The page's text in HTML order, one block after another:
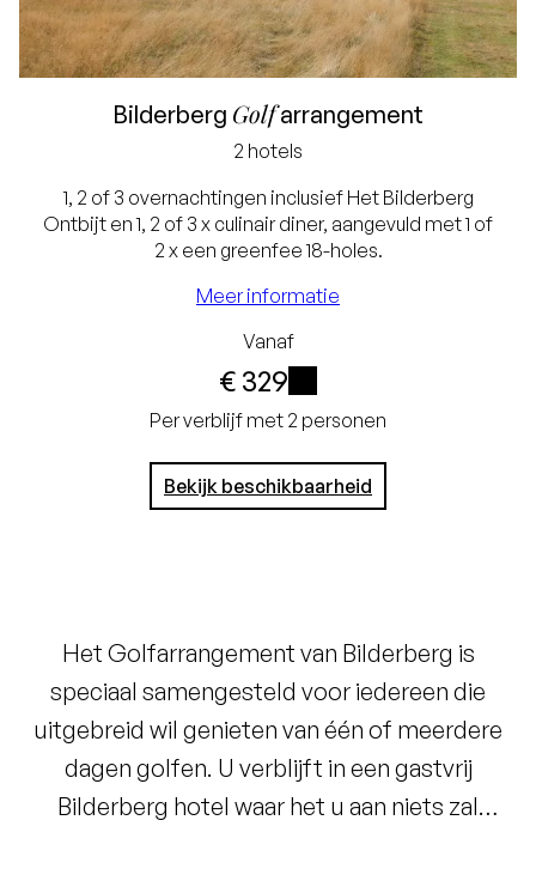
Bilderberg Golfarrangement
2 hotels
1, 2 of 3 overnachtingen inclusief Het Bilderberg
Ontbijt en 1, 2 of 3 x culinair diner, aangevuld met 1 of
2 x een greenfee 18-holes.
Meer informatie
Vanaf
€ 329
i
Laagste prijsgarantie
Exclusief
toeristenbelasting
(€ 2,38) en service
Gratis annuleren tot
24 uur voor aankomst
nodig, je betaalt in het
Per verblijf met 2 personen
Bekijk beschikbaarheid
Het Golfarrangement van Bilderberg is
speciaal samengesteld voor iedereen die
uitgebreid wil genieten van één of meerdere
dagen golfen. U verblijft in een gastvrij
Bilderberg hotel waar het u aan niets zal